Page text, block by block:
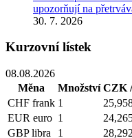
upozorňují na
30. 7. 2026
Kurzovní lístek
08.08.2026
Měna
Množství CZK
CHF frank 1
EUR euro 1
GBP libra 1